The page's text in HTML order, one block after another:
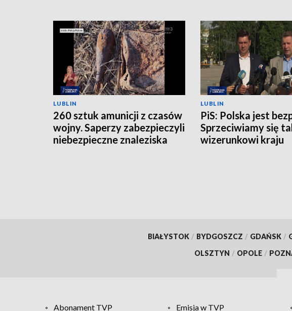
LUBLIN
260 sztuk amunicji z czasów
wojny. Saperzy zabezpieczyli
niebezpieczne znaleziska
LUBLIN
PiS: Polska jest
Sprzeciwiamy się
wizerunkowi kraju
BIAŁYSTOK / BYDGOSZCZ / GDAŃSK /
OLSZTYN / OPOLE /
Abonament TVP Emisja w TVP